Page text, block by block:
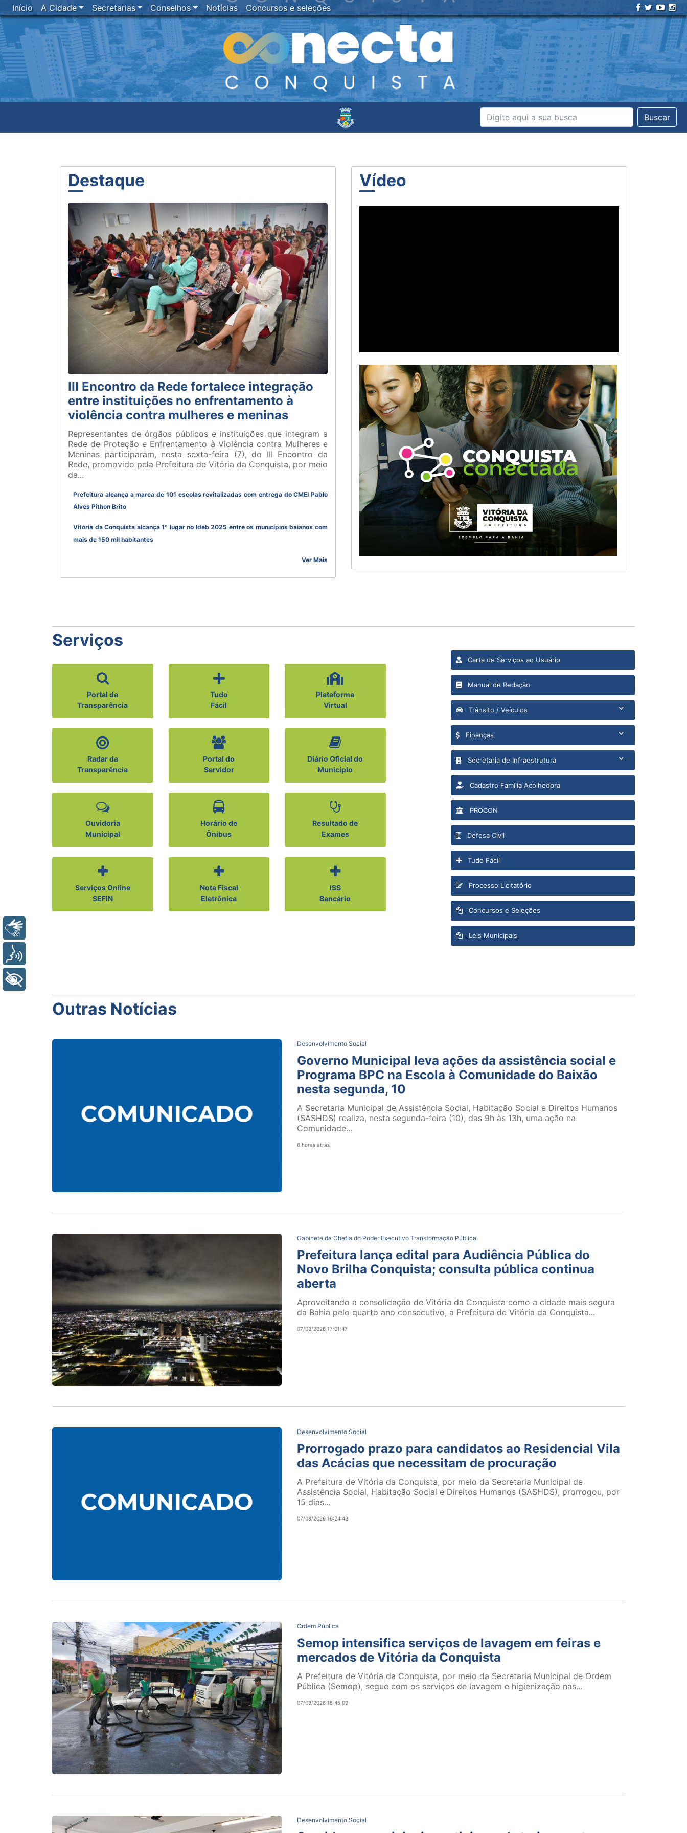
Início A Cidade Secretarias Conselhos Notícias Concursos e seleções
Buscar
Destaque
III Encontro da Rede fortalece integração
entre instituições no enfrentamento à
violência contra mulheres e meninas
Representantes de órgãos públicos e instituições que integram a
Rede de Proteção e Enfrentamento à Violência contra Mulheres e
Meninas participaram, nesta sexta-feira (7), do III Encontro da
Rede, promovido pela Prefeitura de Vitória da Conquista, por meio
da...
Prefeitura alcança a marca de 101 escolas revitalizadas com entrega do CMEI Pablo
Alves Pithon Brito
Vitória da Conquista alcança 1º lugar no Ideb 2025 entre os municípios baianos com
mais de 150 mil habitantes
Ver Mais
Vídeo
Serviços
Portal da
Transparência
Tudo
Fácil
Plataforma
Virtual
Radar da
Transparência
Portal do
Servidor
Diário Oficial do
Município
Ouvidoria
Municipal
Horário de
Ônibus
Resultado de
Exames
Serviços Online
SEFIN
Nota Fiscal
Eletrônica
ISS
Bancário
Carta de Serviços ao Usuário
Manual de Redação
Trânsito / Veículos
Finanças
Secretaria de Infraestrutura
Cadastro Família Acolhedora
PROCON
Defesa Civil
Tudo Fácil
Processo Licitatório
Concursos e Seleções
Leis Municipais
Outras Notícias
Desenvolvimento Social
Governo Municipal leva ações da assistência social e
Programa BPC na Escola à Comunidade do Baixão
nesta segunda, 10
A Secretaria Municipal de Assistência Social, Habitação Social e Direitos Humanos
(SASHDS) realiza, nesta segunda-feira (10), das 9h às 13h, uma ação na
Comunidade...
6 horas atrás
Gabinete da Chefia do Poder ExecutivoTransformação Pública
Prefeitura lança edital para Audiência Pública do
Novo Brilha Conquista; consulta pública continua
aberta
Aproveitando a consolidação de Vitória da Conquista como a cidade mais segura
da Bahia pelo quarto ano consecutivo, a Prefeitura de Vitória da Conquista...
07/08/2026 17:01:47
Desenvolvimento Social
Prorrogado prazo para candidatos ao Residencial Vila
das Acácias que necessitam de procuração
A Prefeitura de Vitória da Conquista, por meio da Secretaria Municipal de
Assistência Social, Habitação Social e Direitos Humanos (SASHDS), prorrogou, por
15 dias...
07/08/2026 16:24:43
Ordem Pública
Semop intensifica serviços de lavagem em feiras e
mercados de Vitória da Conquista
A Prefeitura de Vitória da Conquista, por meio da Secretaria Municipal de Ordem
Pública (Semop), segue com os serviços de lavagem e higienização nas...
07/08/2026 15:45:09
Desenvolvimento Social